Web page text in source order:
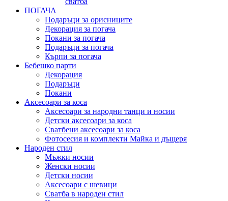
ПОГАЧА
Подаръци за орисниците
Декорация за погача
Покани за погача
Подаръци за погача
Кърпи за погача
Бебешко парти
Декорация
Подаръци
Покани
Аксесоари за коса
Аксесоари за народни танци и носии
Детски аксесоари за коса
Сватбени аксесоари за коса
Фотосесия и комплекти Майка и дъщеря
Народен стил
Мъжки носии
Женски носии
Детски носии
Аксесоари с шевици
Сватба в народен стил